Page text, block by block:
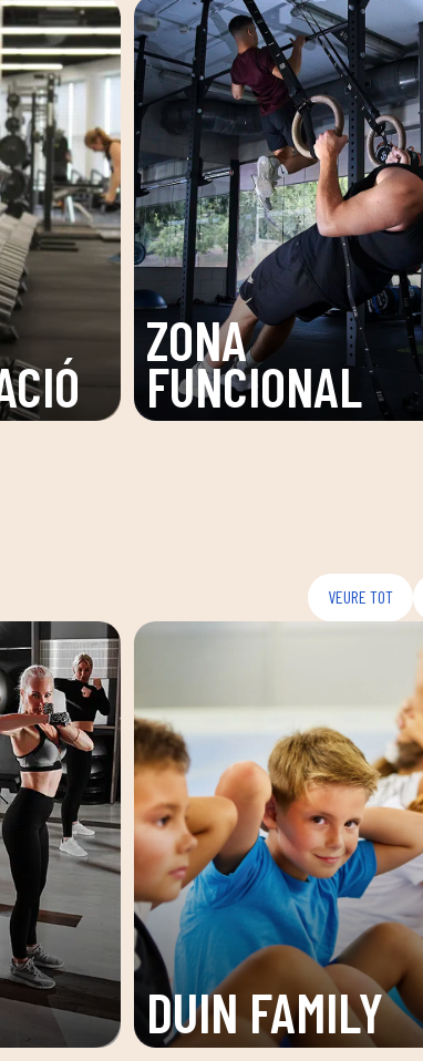
SALA
FITNESS
VEURE TOT
DUIN FAMILY